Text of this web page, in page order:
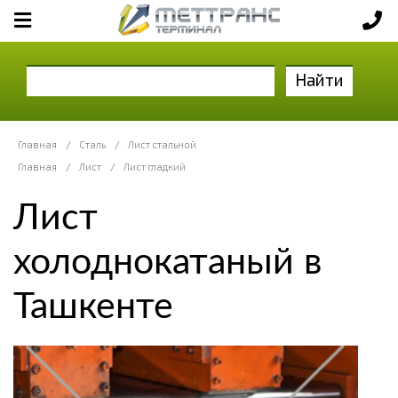
Найти
Главная / Сталь /
Лист стальной
Главная
/ Лист / Лист гладкий
Лист
холоднокатаный в
Ташкенте